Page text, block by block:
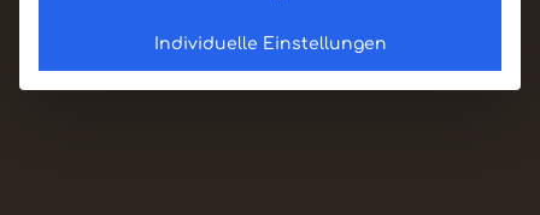
Individuelle Einstellungen